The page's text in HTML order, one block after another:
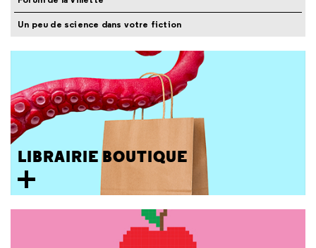
Un peu de science dans votre fiction
LIBRAIRIE BOUTIQUE